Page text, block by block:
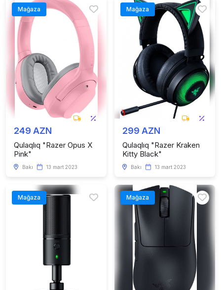
Mağaza
249 AZN
Qulaqlıq "Razer Opus X
Pink"
Bakı 13 mart 2023
Mağaza
299 AZN
Qulaqlıq "Razer Kraken
Kitty Black"
Bakı 13 mart 2023
Mağaza Mağaza